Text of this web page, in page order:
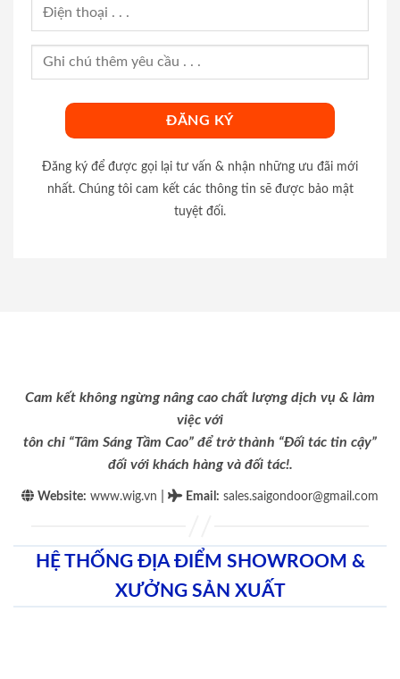
Đăng ký để được gọi lại tư vấn & nhận những ưu đãi mới
nhất. Chúng tôi cam kết các thông tin sẽ được bảo mật
tuyệt đối.
Cam kết không ngừng nâng cao chất lượng dịch vụ & làm
việc với
tôn chỉ “Tâm Sáng Tầm Cao” để trở thành “Đối tác tin cậy”
đối với khách hàng và đối tác!.
Website: www.wig.vn Email : sales.saigondoor@gmail.com
HỆ THỐNG ĐỊA ĐIỂM SHOWROOM &
XƯỞNG SẢN XUẤT